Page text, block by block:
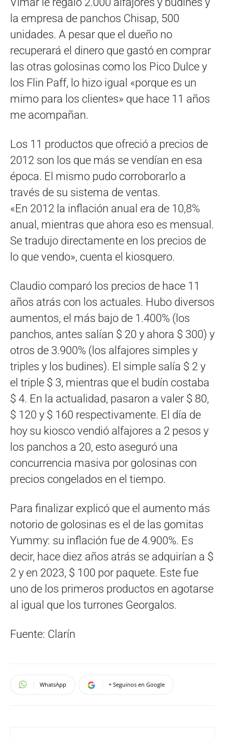
la empresa de panchos Chisap, 500
unidades. A pesar que el dueño no
recuperará el dinero que gastó en comprar
las otras golosinas como los Pico Dulce y
los Flin Paff, lo hizo igual «porque es un
mimo para los clientes» que hace 11 años
me acompañan.
Los 11 productos que ofreció a precios de
2012 son los que más se vendían en esa
época. El mismo pudo corroborarlo a
través de su sistema de ventas.
«En 2012 la inflación anual era de 10,8%
anual, mientras que ahora eso es mensual.
Se tradujo directamente en los precios de
lo que vendo», cuenta el kiosquero.
Claudio comparó los precios de hace 11
años atrás con los actuales. Hubo diversos
aumentos, el más bajo de 1.400% (los
panchos, antes salían $ 20 y ahora $ 300) y
otros de 3.900% (los alfajores simples y
triples y los budines). El simple salía $ 2 y
el triple $ 3, mientras que el budín costaba
$ 4. En la actualidad, pasaron a valer $ 80,
$ 120 y $ 160 respectivamente. El día de
hoy su kiosco vendió alfajores a 2 pesos y
los panchos a 20, esto aseguró una
concurrencia masiva por golosinas con
precios congelados en el tiempo.
Para finalizar explicó que el aumento más
notorio de golosinas es el de las gomitas
Yummy: su inflación fue de 4.900%. Es
decir, hace diez años atrás se adquirían a $
2 y en 2023, $ 100 por paquete. Este fue
uno de los primeros productos en agotarse
al igual que los turrones Georgalos.
Fuente: Clarín
WhatsApp + Seguinos en Google